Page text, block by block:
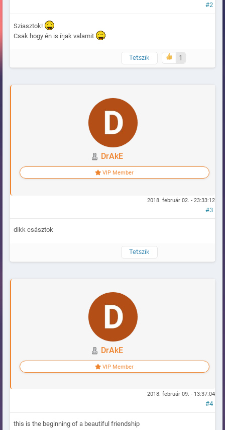
#2
Sziasztok!
Csak hogy én is írjak valamit
Tetszik 1
DrAkE
VIP Member
2018. február 02. - 23:33:12
#3
dikk császtok
Tetszik
DrAkE
VIP Member
2018. február 09. - 13:37:04
#4
this is the beginning of a beautiful friendship